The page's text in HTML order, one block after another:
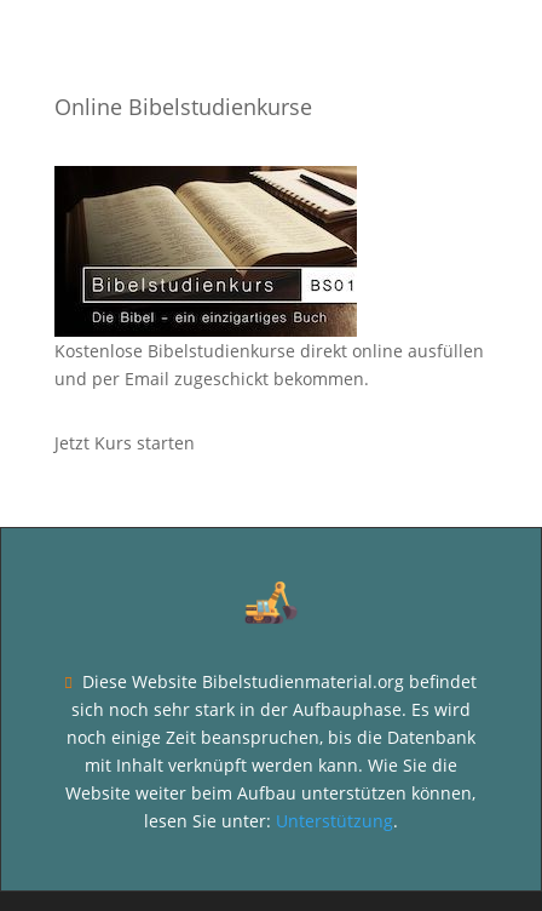
Online Bibelstudienkurse
Kostenlose Bibelstudienkurse direkt online ausfüllen
und per Email zugeschickt bekommen.
Jetzt Kurs starten

Diese Website Bibelstudienmaterial.org befindet
sich noch sehr stark in der Aufbauphase. Es wird
noch einige Zeit beanspruchen, bis die Datenbank
mit Inhalt verknüpft werden kann. Wie Sie die
Website weiter beim Aufbau unterstützen können,
lesen Sie unter: Unterstützung.